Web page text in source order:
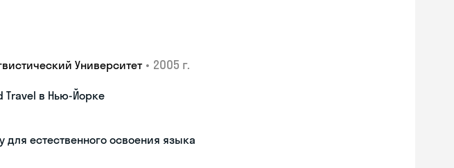
Университет • 2005 г.
Travel в Нью-Йорке
естественного освоения языка